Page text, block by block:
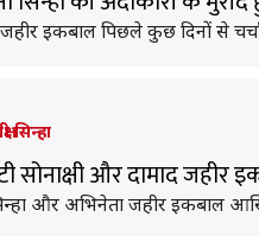
जहीर इकबाल पिछले कुछ दिनों से
सिन्हा
सोनाक्षी और दामाद
सिन्हा और अभिनेता जहीर इकबाल